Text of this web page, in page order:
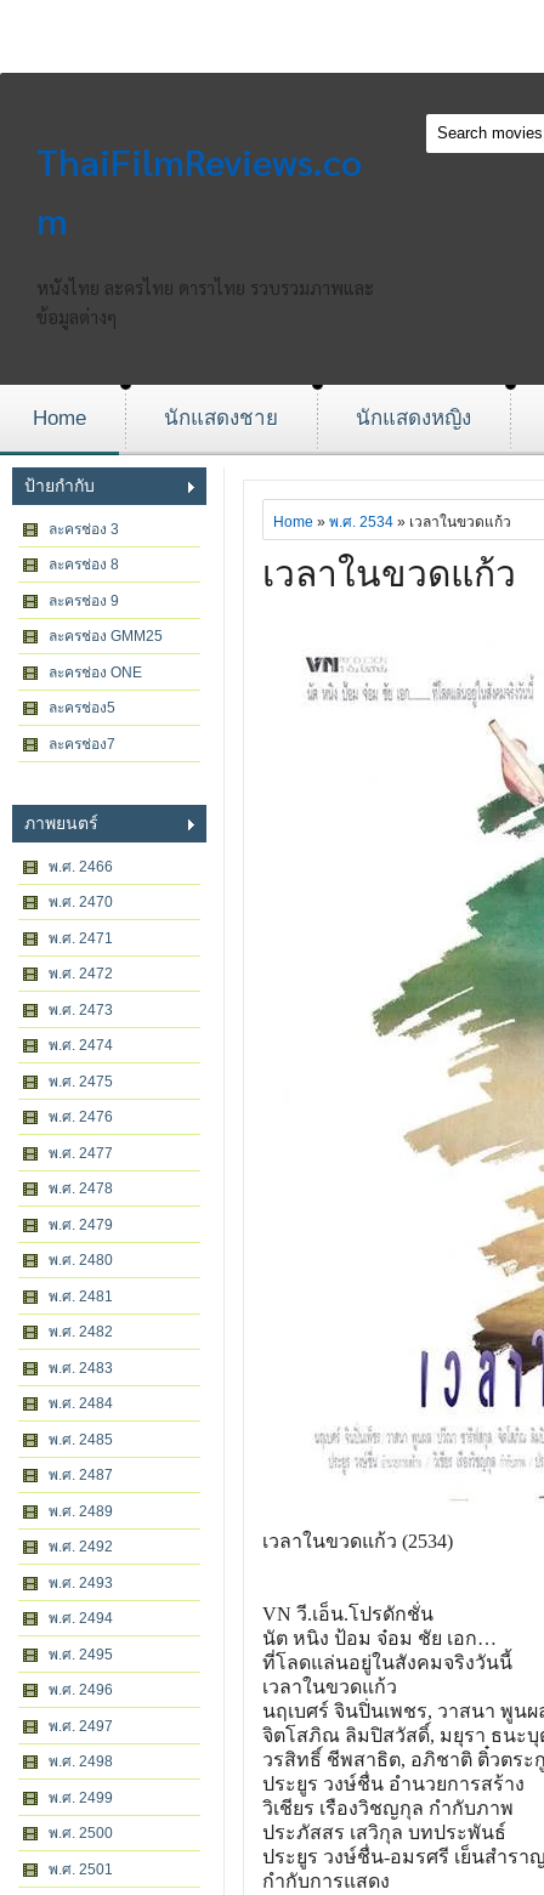
ThaiFilmReviews.co
m
หนังไทย ละครไทย ดาราไทย รวบรวมภาพและ
ข้อมูลต่างๆ
Home นักแสดงชาย นักแสดงหญิง
ป้ายกำกับ
ละครช่อง 3
ละครช่อง 8
ละครช่อง 9
ละครช่อง GMM25
ละครช่อง ONE
ละครช่อง5
ละครช่อง7
ภาพยนตร์
พ.ศ. 2466
พ.ศ. 2470
พ.ศ. 2471
พ.ศ. 2472
พ.ศ. 2473
พ.ศ. 2474
พ.ศ. 2475
พ.ศ. 2476
พ.ศ. 2477
พ.ศ. 2478
พ.ศ. 2479
พ.ศ. 2480
พ.ศ. 2481
พ.ศ. 2482
พ.ศ. 2483
พ.ศ. 2484
พ.ศ. 2485
พ.ศ. 2487
พ.ศ. 2489
พ.ศ. 2492
พ.ศ. 2493
พ.ศ. 2494
พ.ศ. 2495
พ.ศ. 2496
พ.ศ. 2497
พ.ศ. 2498
พ.ศ. 2499
พ.ศ. 2500
พ.ศ. 2501
Home » พ.ศ. 2534 » เวลาในขวดแก้ว
เวลาในขวดแก้ว
เวลาในขวดแก้ว (2534)
VN วี.เอ็น.โปรดักชั่น
นัต หนิง ป้อม จ๋อม ชัย เอก…
ที่โลดแล่นอยู่ในสังคมจริงวันนี้
เวลาในขวดแก้ว
นฤเบศร์ จินปิ่นเพชร, วาสนา พูน
จิตโสภิณ ลิมปิสวัสดิ์, มยุรา ธนะบุ
วรสิทธิ์ ชีพสาธิต, อภิชาติ ติ๋วตร
ประยูร วงษ์ชื่น อำนวยการสร้าง
วิเชียร เรืองวิชญกุล กำกับภาพ
ประภัสสร เสวิกุล บทประพันธ์
ประยูร วงษ์ชื่น-อมรศรี เย็นสำรา
กำกับการแสดง